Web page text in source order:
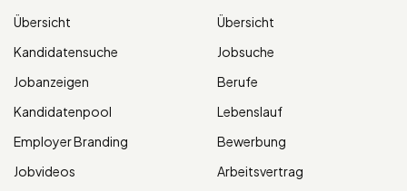
Übersicht
Kandidatensuche
Jobanzeigen
Kandidatenpool
Employer Branding
Jobvideos
Übersicht
Jobsuche
Berufe
Lebenslauf
Bewerbung
Arbeitsvertrag